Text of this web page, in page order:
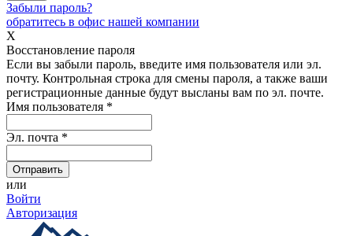
Забыли пароль?
обратитесь в офис нашей компании
X
Восстановление пароля
Если вы забыли пароль, введите имя пользователя или эл.
почту. Контрольная строка для смены пароля, а также ваши
регистрационные данные будут высланы вам по эл. почте.
Имя пользователя *
Эл. почта *
или
Войти
Авторизация